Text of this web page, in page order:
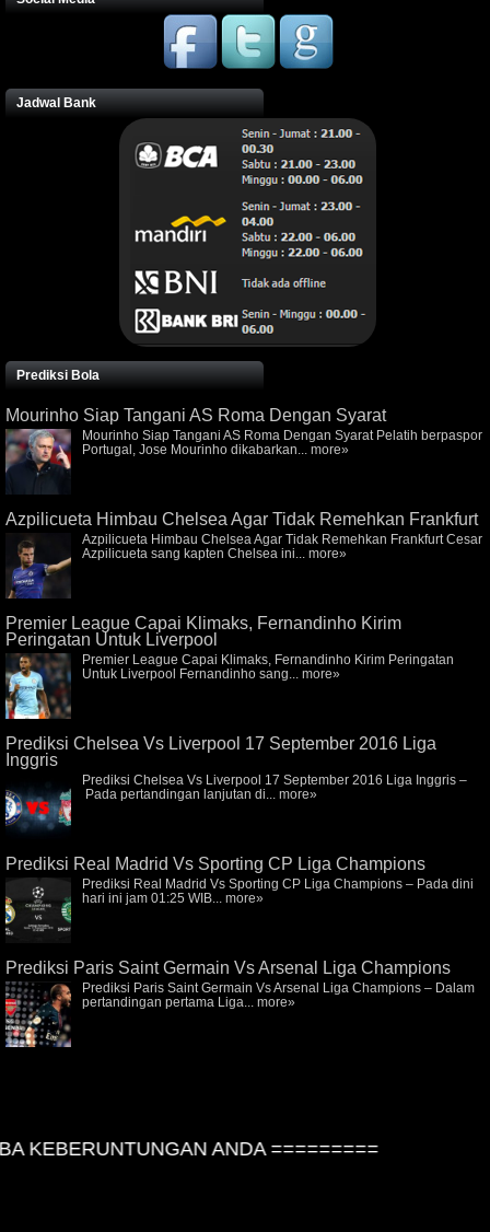
Jadwal Bank
Prediksi Bola
Mourinho Siap Tangani AS Roma Dengan Syarat
Mourinho Siap Tangani AS Roma Dengan Syarat Pelatih berpaspor
Portugal, Jose Mourinho dikabarkan... more»
Azpilicueta Himbau Chelsea Agar Tidak Remehkan Frankfurt
Azpilicueta Himbau Chelsea Agar Tidak Remehkan Frankfurt Cesar
Azpilicueta sang kapten Chelsea ini... more»
Premier League Capai Klimaks, Fernandinho Kirim
Peringatan Untuk Liverpool
Premier League Capai Klimaks, Fernandinho Kirim Peringatan
Untuk Liverpool Fernandinho sang... more»
Prediksi Chelsea Vs Liverpool 17 September 2016 Liga
Inggris
Prediksi Chelsea Vs Liverpool 17 September 2016 Liga Inggris –
Pada pertandingan lanjutan di... more»
Prediksi Real Madrid Vs Sporting CP Liga Champions
Prediksi Real Madrid Vs Sporting CP Liga Champions – Pada dini
hari ini jam 01:25 WIB... more»
Prediksi Paris Saint Germain Vs Arsenal Liga Champions
Prediksi Paris Saint Germain Vs Arsenal Liga Champions – Dalam
pertandingan pertama Liga... more»
ANDA =========